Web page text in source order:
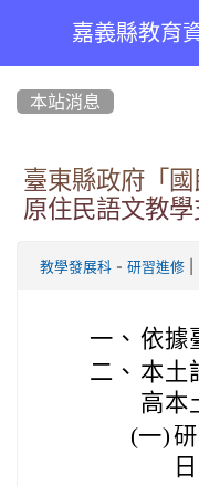
嘉義縣教育
本站消息
臺東縣政府「
原住民語文教學
教學發展科 - 研習進修
一、 依據
二、 本土
高本
(一)